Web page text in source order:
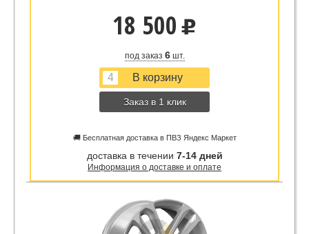
18 500 u
под заказ 6шт.
Заказ в 1 клик
🚚 Бесплатная доставка в ПВЗ Яндекс Маркет
доставка в течении 7-14 дней
Информация о доставке и оплате